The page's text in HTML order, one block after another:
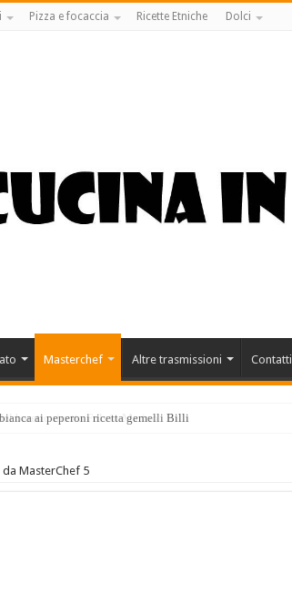
Pizza e focaccia Ricette Etniche Dolci
Masterchef Altre trasmissioni Contatti
ai peperoni ricetta gemelli Billi
MasterChef 5